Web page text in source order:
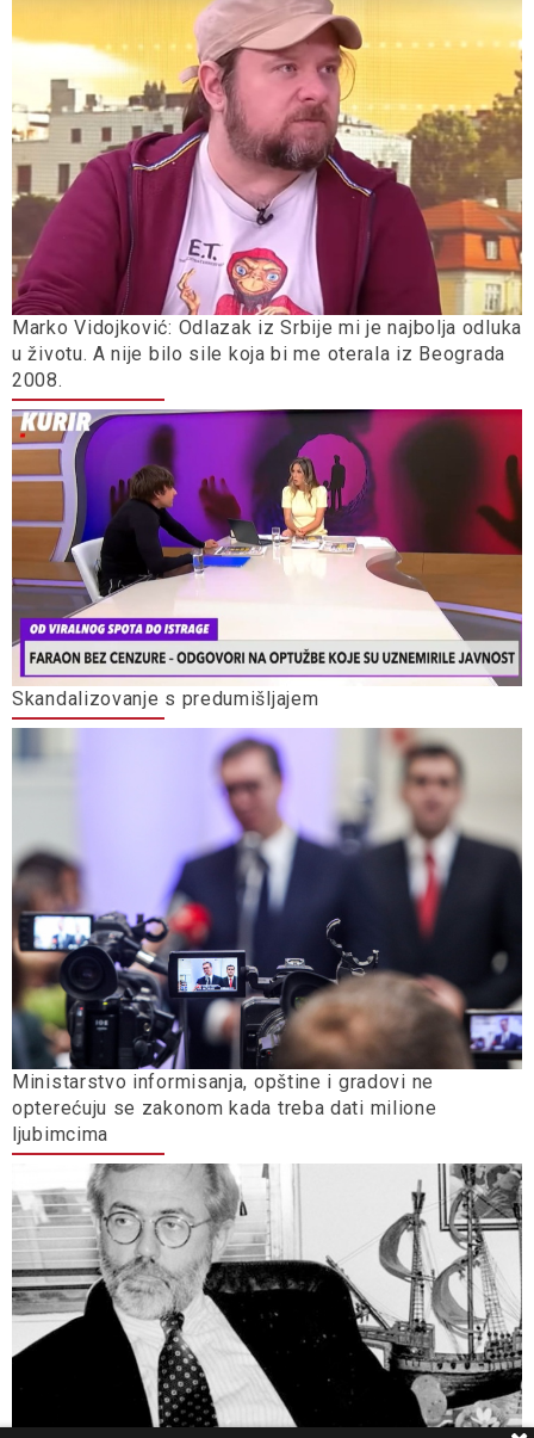
Marko Vidojković: Odlazak iz Srbije mi je najbolja odluka
u životu. A nije bilo sile koja bi me oterala iz Beograda
2008.
Skandalizovanje s predumišljajem
Ministarstvo informisanja, opštine i gradovi ne
opterećuju se zakonom kada treba dati milione
ljubimcima